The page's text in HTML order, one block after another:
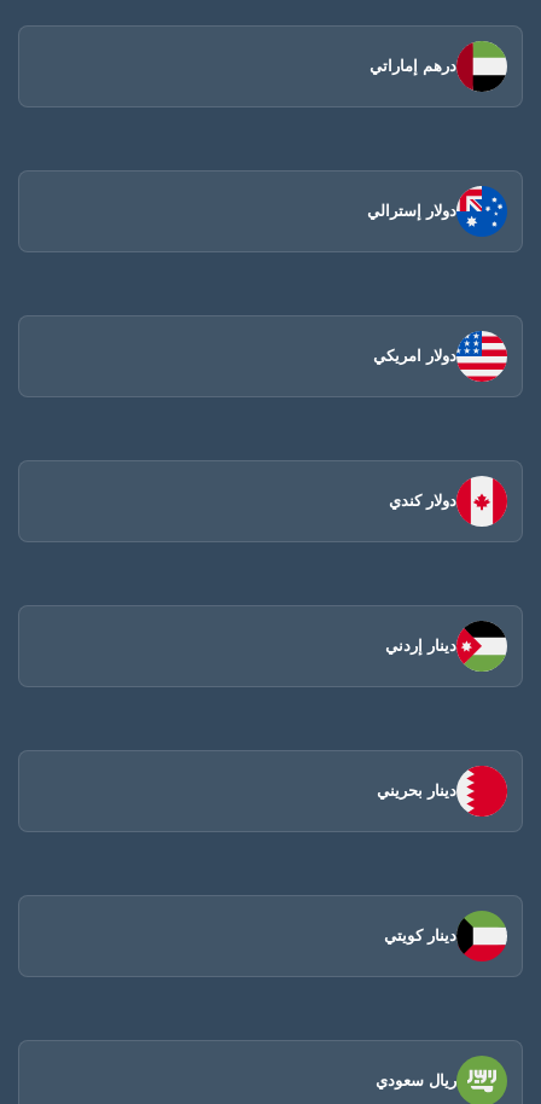
درهم إماراتي
دولار إسترالي
دولار امريكي
دولار كندي
دينار إردني
دينار بحريني
دينار كويتي
ريال سعودي